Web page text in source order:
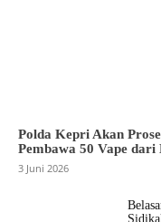
Polda Kepri Akan
Pembawa 50 Vape dari
3 Juni 2026